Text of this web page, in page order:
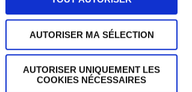
AUTORISER MA SÉLECTION
AUTORISER UNIQUEMENT LES
COOKIES NÉCESSAIRES